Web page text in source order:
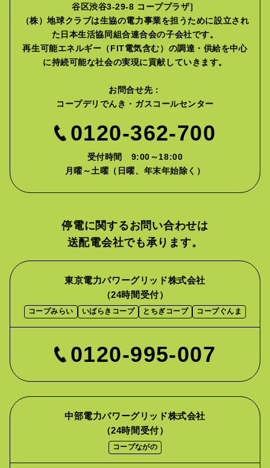
谷区渋谷3-29-8 コーププラザ］
（株）地球クラブは生協の電力事業を担うために設立され
た 日本生活協同組合連合会の子会社です。
再生可能エネルギー（FIT電気含む）の調達・供給を中心
に持続可能な社会の実現に貢献していきます。
お問合せ先：
コープデリでんき・ガスコールセンター
0120-362-700
受付時間 9:00～18:00
月曜～土曜（日曜、年末年始除く）
停電に関するお問い合わせは
送配電会社でも承ります。
東京電力パワーグリッド株式会社
（24時間受付）
コープみらい いばらきコープ とちぎコープ コープぐんま
0120-995-007
中部電力パワーグリッド株式会社
（24時間受付）
コープながの